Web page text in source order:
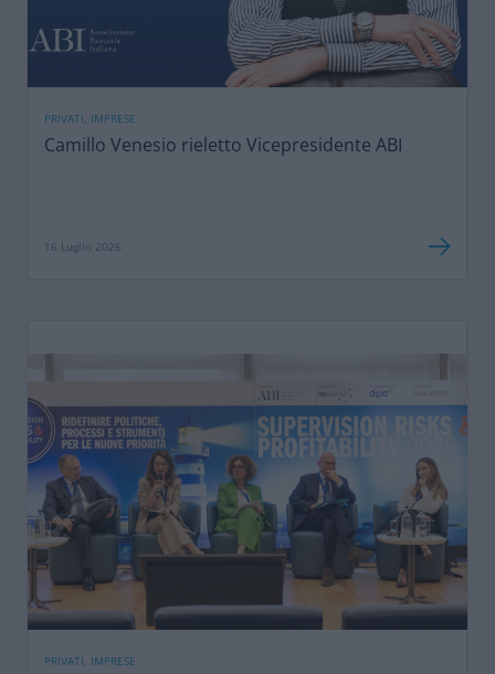
PRIVATI, IMPRESE
Camillo Venesio rieletto Vicepresidente ABI
16 Luglio 2026
PRIVATI, IMPRESE